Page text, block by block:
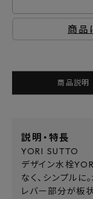
商品
商品説明
説明・特長
YORI SUTTO
デザイン水栓
なく、シンプルに
レバー部分が板